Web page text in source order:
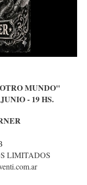
MUNDO"
- 19 HS.
LIMITADOS